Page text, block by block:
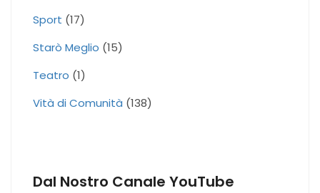
Sport (17)
Starò Meglio (15)
Teatro (1)
Vità di Comunità (138)
Dal Nostro Canale YouTube